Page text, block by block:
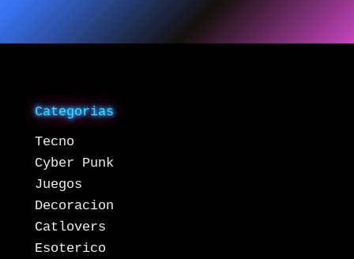
Categorias
Tecno
Cyber Punk
Juegos
Decoracion
Catlovers
Esoterico